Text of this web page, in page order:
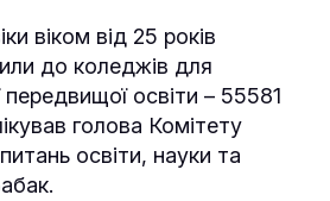
віком від 25 років
до коледжів для
освіти – 55581
голова Комітету
освіти, науки та